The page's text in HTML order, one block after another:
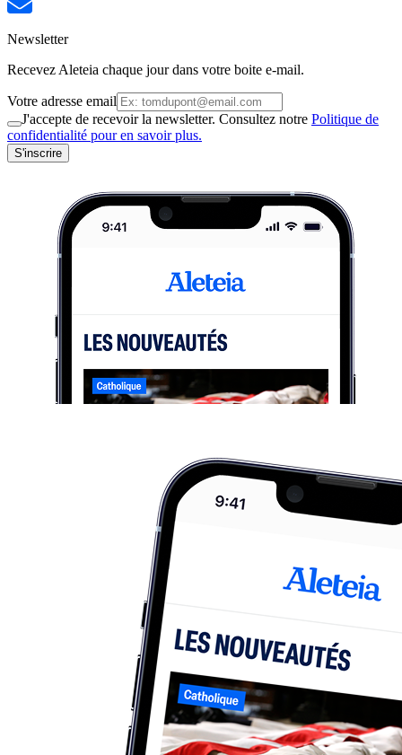
Newsletter
Recevez Aleteia chaque jour dans votre boite e-mail.
Votre adresse email
J'accepte de recevoir la newsletter. Consultez notre Politique de
confidentialité pour en savoir plus.
S'inscrire